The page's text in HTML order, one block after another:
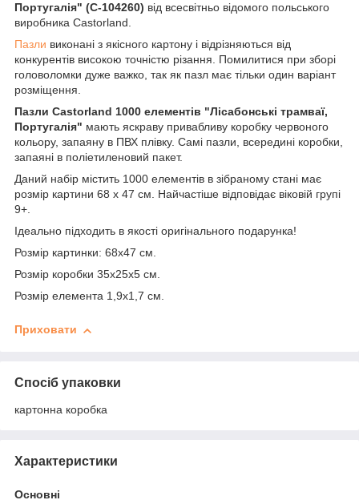
Португалія" (C-104260) від всесвітньо відомого польського
виробника Castorland.
Пазли виконані з якісного картону і відрізняються від
конкурентів високою точністю різання. Помилитися при зборі
головоломки дуже важко, так як пазл має тільки один варіант
розміщення.
Пазли Castorland 1000 елементів "Лісабонські трамваї,
Португалія" мають яскраву привабливу коробку червоного
кольору, запаяну в ПВХ плівку. Самі пазли, всередині коробки,
запаяні в поліетиленовий пакет.
Даний набір містить 1000 елементів в зібраному стані має
розмір картини 68 х 47 см. Найчастіше відповідає віковій групі
9+.
Ідеально підходить в якості оригінального подарунка!
Розмір картинки: 68х47 см.
Розмір коробки 35х25х5 см.
Розмір елемента 1,9х1,7 см.
Приховати
Спосіб упаковки
картонна коробка
Характеристики
Основні